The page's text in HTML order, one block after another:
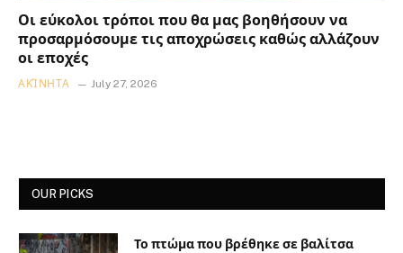
Οι εύκολοι τρόποι που θα μας βοηθήσουν να
προσαρμόσουμε τις αποχρώσεις καθώς αλλάζουν
οι εποχές
ΑΚΊΝΗΤΑ July 27, 2026
OUR PICKS
Το πτώμα που βρέθηκε σε βαλίτσα